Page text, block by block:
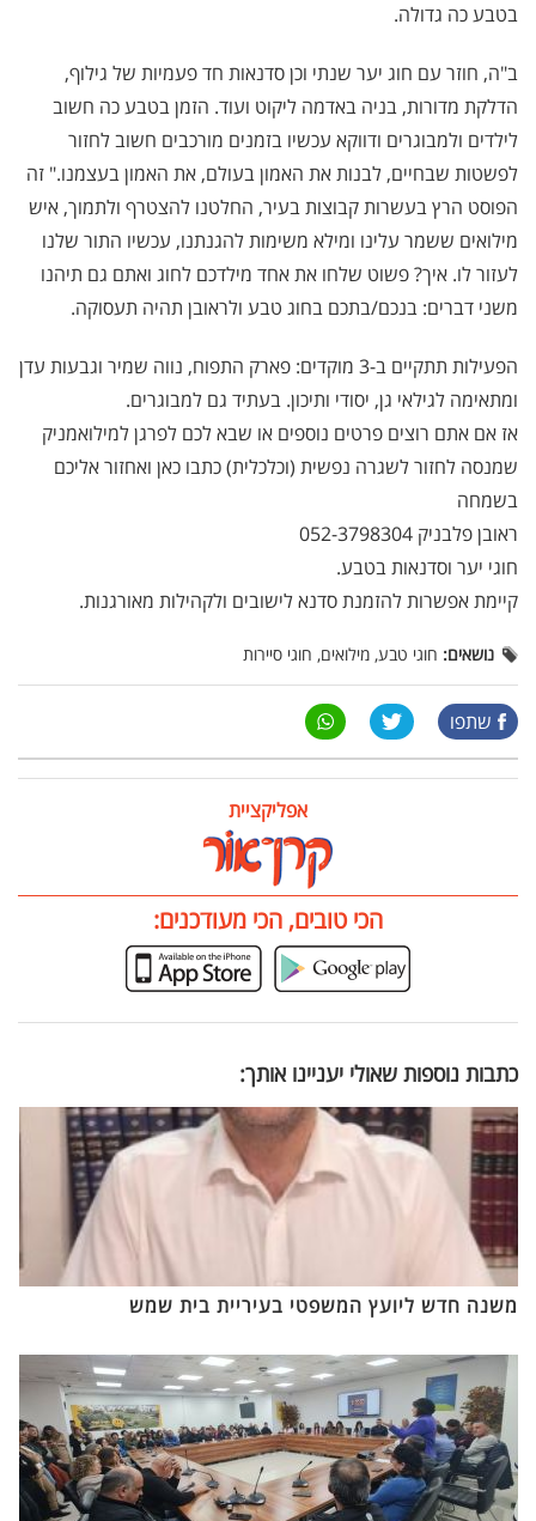
בטבע כה גדולה.
ב"ה, חוזר עם חוג יער שנתי וכן סדנאות חד פעמיות של גילוף,
הדלקת מדורות, בניה באדמה ליקוט ועוד. הזמן בטבע כה חשוב
לילדים ולמבוגרים ודווקא עכשיו בזמנים מורכבים חשוב לחזור
לפשטות שבחיים, לבנות את האמון בעולם, את האמון בעצמנו." זה
הפוסט הרץ בעשרות קבוצות בעיר, החלטנו להצטרף ולתמוך, איש
מילואים ששמר עלינו ומילא משימות להגנתנו, עכשיו התור שלנו
לעזור לו. איך? פשוט שלחו את אחד מילדכם לחוג ואתם גם תיהנו
משני דברים: בנכם/בתכם בחוג טבע ולראובן תהיה תעסוקה.
הפעילות תתקיים ב-3 מוקדים: פארק התפוח, נווה שמיר וגבעות עדן
ומתאימה לגילאי גן, יסודי ותיכון. בעתיד גם למבוגרים.
אז אם אתם רוצים פרטים נוספים או שבא לכם לפרגן למילואמניק
שמנסה לחזור לשגרה נפשית (וכלכלית) כתבו כאן ואחזור אליכם
בשמחה
ראובן פלבניק 052-3798304
חוגי יער וסדנאות בטבע.
קיימת אפשרות להזמנת סדנא לישובים ולקהילות מאורגנות.
נושאים: חוגי טבע, מילואים, חוגי סיירות
שתפו
אפליקציית
הכי טובים, הכי מעודכנים:
כתבות נוספות שאולי יעניינו אותך:
משנה חדש ליועץ המשפטי בעיריית בית שמש